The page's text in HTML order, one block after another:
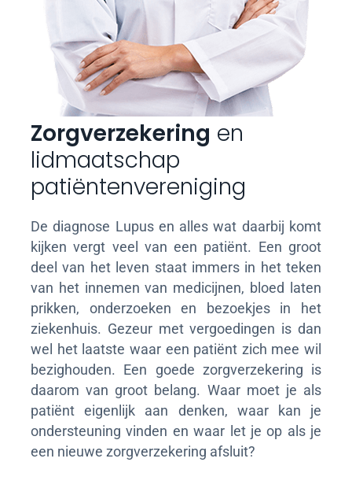
Zorgverzekering en
lidmaatschap
patiëntenvereniging
De diagnose Lupus en alles wat daarbij komt
kijken vergt veel van een patiënt. Een groot
deel van het leven staat immers in het teken
van het innemen van medicijnen, bloed laten
prikken, onderzoeken en bezoekjes in het
ziekenhuis. Gezeur met vergoedingen is dan
wel het laatste waar een patiënt zich mee wil
bezighouden. Een goede zorgverzekering is
daarom van groot belang. Waar moet je als
patiënt eigenlijk aan denken, waar kan je
ondersteuning vinden en waar let je op als je
een nieuwe zorgverzekering afsluit?